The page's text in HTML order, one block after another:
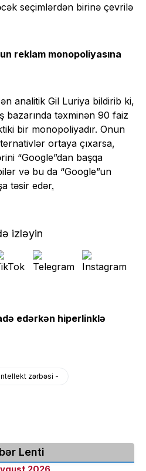
seçimlərdən birinə çevrilə
reklam monopoliyasına
analitik Gil Luriya bildirib ki,
bazarında təxminən 90 faiz
bir monopoliyadır. Onun
ortaya çıxarsa,
“Google”dan başqa
və bu da “Google”un
təsir edər.
izləyin
edərkən hiperlinklə
zərbəsi -
Lenti